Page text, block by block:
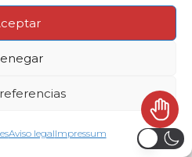
Aviso legalImpressum
cuál de las
se ajusta mejor a
cómo llevarlo a
y